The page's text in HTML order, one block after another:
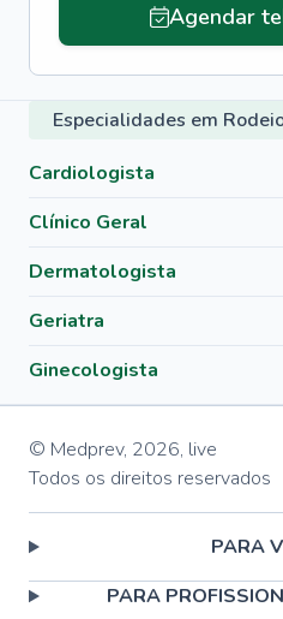
Agendar
Especialidades em
Cardiologista
Clínico Geral
Dermatologista
Geriatra
Ginecologista
© Medprev, 2026, live
Todos os direitos reservados
PARA
PARA